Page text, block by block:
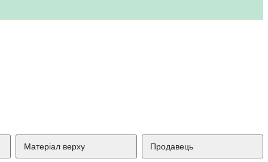
Матеріал верху Продавець